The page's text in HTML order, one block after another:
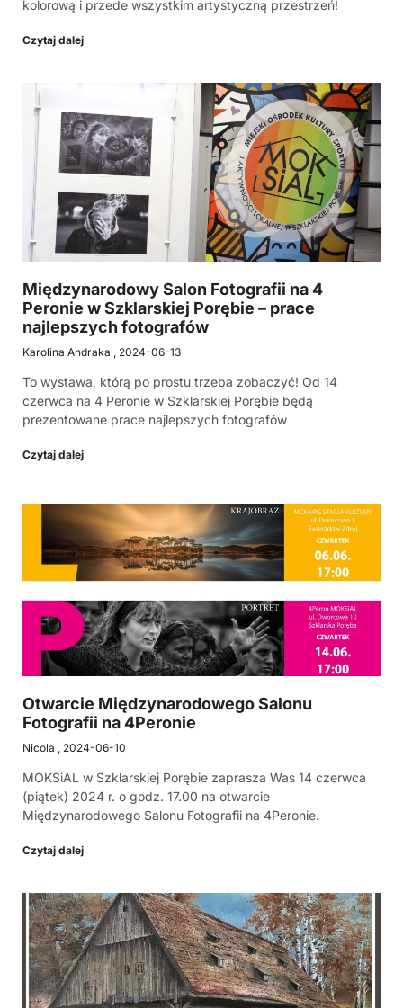
kolorową i przede wszystkim artystyczną przestrzeń!
Czytaj dalej
Międzynarodowy Salon Fotografii na 4
Peronie w Szklarskiej Porębie – prace
najlepszych fotografów
Karolina Andraka 2024-06-13
To wystawa, którą po prostu trzeba zobaczyć! Od 14
czerwca na 4 Peronie w Szklarskiej Porębie będą
prezentowane prace najlepszych fotografów
Czytaj dalej
Otwarcie Międzynarodowego Salonu
Fotografii na 4Peronie
Nicola 2024-06-10
MOKSiAL w Szklarskiej Porębie zaprasza Was 14 czerwca
(piątek) 2024 r. o godz. 17.00 na otwarcie
Międzynarodowego Salonu Fotografii na 4Peronie.
Czytaj dalej